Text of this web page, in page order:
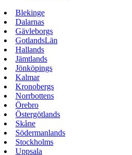
Blekinge
Dalarnas
Gävleborgs
GotlandsLän
Hallands
Jämtlands
Jönköpings
Kalmar
Kronobergs
Norrbottens
Örebro
Östergötlands
Skåne
Södermanlands
Stockholms
Uppsala